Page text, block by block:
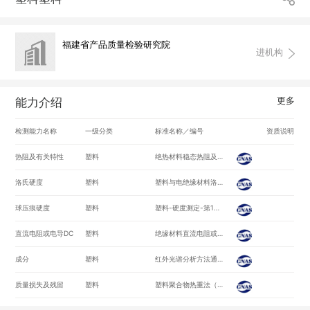
福建省产品质量检验研究院
进机构
能力介绍 更多
检测能力名称 一级分类 标准名称／编号 资质说明
热阻及有关特性 塑料
洛氏硬度 塑料 塑料与电绝缘材料洛氏硬度试验方法/ASTMD 785-2008
球压痕硬度 塑料
直流电阻或电导DC 塑料 绝缘材料直流电阻或电导的试验方法/ASTM D257-2014
成分 塑料
质量损失及残留 塑料